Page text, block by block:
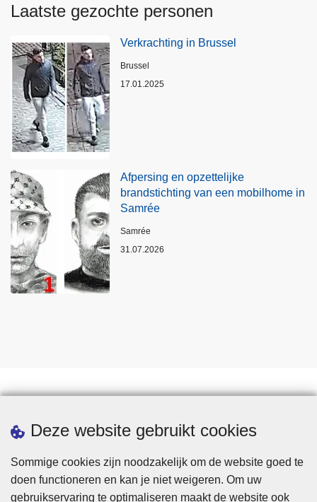
Deze website gebruikt cookies
Sommige cookies zijn noodzakelijk om de website goed te
doen functioneren en kan je niet weigeren. Om uw
gebruikservaring te optimaliseren maakt de website ook
Laatste gezochte personen
Verkrachting in Brussel
Plaats
Brussel
17.01.2025
Afpersing en opzettelijke
brandstichting van een mobilhome in
Samrée
Plaats
Samrée
31.07.2026